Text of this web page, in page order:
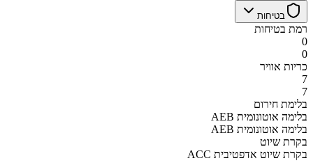
בטיחות
רמת בטיחות
0
0
כריות אוויר
7
7
בלימת חירום
AEB בלימה אוטונומית
AEB בלימה אוטונומית
בקרת שיוט
ACC בקרת שיוט אדפטיבית